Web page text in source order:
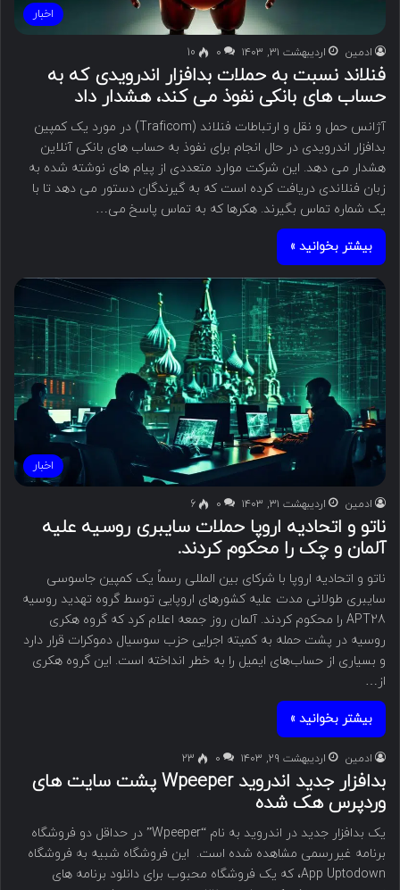
اخبار
ادمین اردیبهشت ۳۱, ۱۴۰۳ ۰ 10
فنلاند نسبت به حملات بدافزار اندرویدی که به
حساب های بانکی نفوذ می کند، هشدار داد
آژانس حمل و نقل و ارتباطات فنلاند (Traficom) در مورد یک کمپین
بدافزار اندرویدی در حال انجام برای نفوذ به حساب های بانکی آنلاین
هشدار می دهد. این شرکت موارد متعددی از پیام های نوشته شده به
زبان فنلاندی دریافت کرده است که به گیرندگان دستور می دهد تا با
یک شماره تماس بگیرند. هکرها که به تماس پاسخ می…
بیشتر بخوانید »
اخبار
ادمین اردیبهشت ۳۱, ۱۴۰۳ ۰ 6
ناتو و اتحادیه اروپا حملات سایبری روسیه علیه
آلمان و چک را محکوم کردند.
ناتو و اتحادیه اروپا با شرکای بین المللی رسماً یک کمپین جاسوسی
سایبری طولانی مدت علیه کشورهای اروپایی توسط گروه تهدید روسیه
APT28 را محکوم کردند. آلمان روز جمعه اعلام کرد که گروه هکری
روسیه در پشت حمله به کمیته اجرایی حزب سوسیال دموکرات قرار دارد
و بسیاری از حساب‌های ایمیل را به خطر انداخته است. این گروه هکری
از…
بیشتر بخوانید »
ادمین اردیبهشت ۲۹, ۱۴۰۳ ۰ 23
بدافزار جدید اندروید Wpeeper پشت سایت های
وردپرس هک شده
یک بدافزار جدید در اندروید به نام “Wpeeper” در حداقل دو فروشگاه
برنامه غیررسمی مشاهده شده است. این فروشگاه شبیه به فروشگاه
App Uptodown، که یک فروشگاه محبوب برای دانلود برنامه های